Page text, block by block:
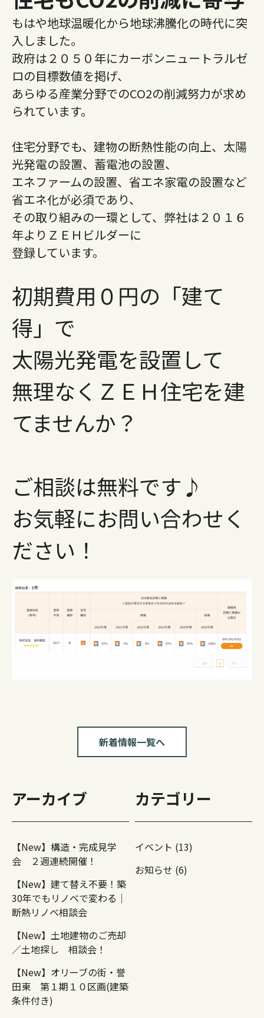
もはや地球温暖化から地球沸騰化の時代に突
入しました。
政府は２０５０年にカーボンニュートラルゼ
ロの目標数値を掲げ、
あらゆる産業分野でのCO2の削減努力が求め
られています。
住宅分野でも、建物の断熱性能の向上、太陽
光発電の設置、蓄電池の設置、
エネファームの設置、省エネ家電の設置など
省エネ化が必須であり、
その取り組みの一環として、弊社は２０１６
年よりＺＥＨビルダーに
登録しています。
初期費用０円の「建て
得」で
太陽光発電を設置して
無理なくＺＥＨ住宅を建
てませんか？
ご相談は無料です♪
お気軽にお問い合わせく
ださい！
新着情報一覧へ
アーカイブ
【New】構造・完成見学
会 ２週連続開催！
【New】建て替え不要！築
30年でもリノベで変わる｜
断熱リノベ相談会
【New】土地建物のご売却
／土地探し 相談会！
【New】オリーブの街・誉
田東 第１期１０区画(建築
条件付き)
カテゴリー
イベント (13)
お知らせ (6)